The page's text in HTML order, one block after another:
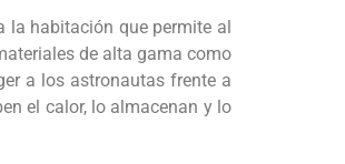
la habitación que permite al
de alta gama como
a los astronautas frente a
el calor, lo almacenan y lo